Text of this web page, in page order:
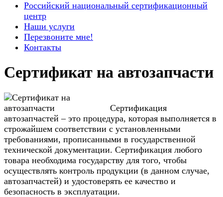
Российский национальный сертификационный
центр
Наши услуги
Перезвоните мне!
Контакты
Сертификат на автозапчасти
Сертификация
автозапчастей – это процедура, которая выполняется в
строжайшем соответствии с установленными
требованиями, прописанными в государственной
технической документации. Сертификация любого
товара необходима государству для того, чтобы
осуществлять контроль продукции (в данном случае,
автозапчастей) и удостоверять ее качество и
безопасность в эксплуатации.